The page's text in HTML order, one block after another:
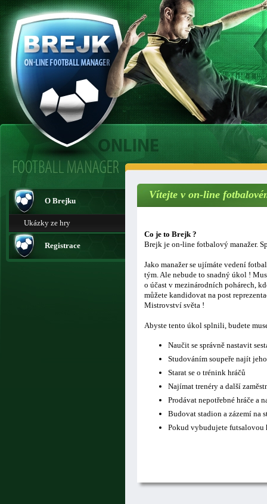
O Brejku
Ukázky ze hry
Registrace
Vítejte v on-line
Co je to Brejk ?
Brejk je on-line fotbalový manažer.
Jako manažer se ujímáte vedení
tým. Ale nebude to snadný úkol !
o účast v mezinárodních pohárech,
můžete kandidovat na post
Mistrovství světa !
Abyste tento úkol splnili, budete
Naučit se správně nastavit
Studováním soupeře najít
Starat se o trénink hráčů
Najímat trenéry a další
Prodávat nepotřebné hráče a
Budovat stadion a zázemí na
Pokud vybudujete futsalovou